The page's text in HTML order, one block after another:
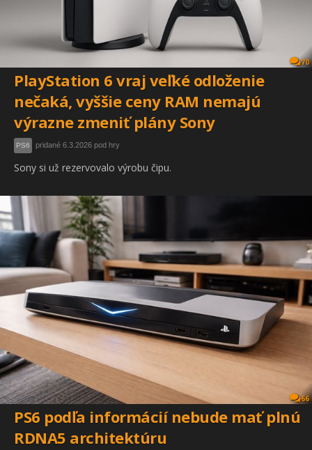
70
PlayStation 6 vraj veľké odloženie
nečaká, vyššie ceny RAM nemajú
výrazne zmeniť plány Sony
PS6 pridané 6.3.2026 pod hry
Sony si už rezervovalo výrobu čipu.
66
PS6 podľa informácií nebude mať plnú
RDNA5 architektúru